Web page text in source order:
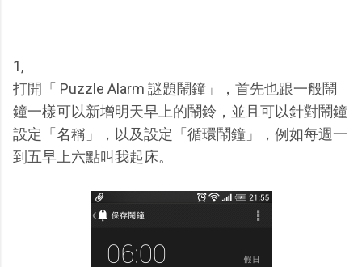
1,
打開「 Puzzle Alarm 謎題鬧鐘」，首先也跟一般鬧
鐘一樣可以新增明天早上的鬧鈴，並且可以針對鬧鐘
設定「名稱」，以及設定「循環鬧鐘」，例如每週一
到五早上六點叫我起床。